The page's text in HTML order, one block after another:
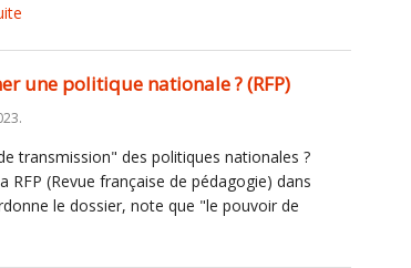
une politique nationale ? (RFP)
transmission" des politiques nationales ?
(Revue française de pédagogie) dans
le dossier, note que "le pouvoir de